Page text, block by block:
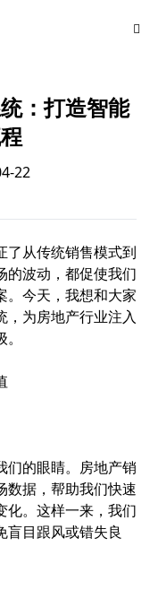
：打造智能
22
了从传统销售模式到
的波动，都促使我们
。今天，我想和大家
，为房地产行业注入
的眼睛。 房地产销
数据，帮助我们快速
化。这样一来，我们
盲目跟风或错失良